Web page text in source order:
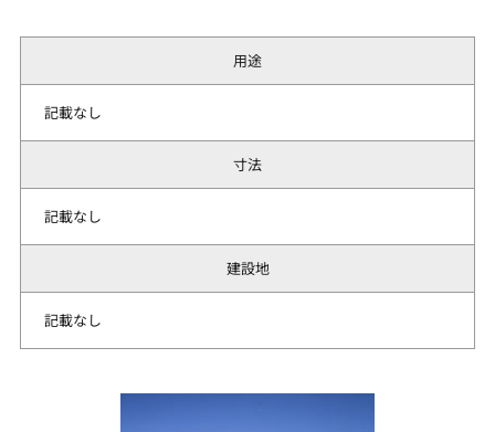
用途
記載なし
寸法
記載なし
建設地
記載なし